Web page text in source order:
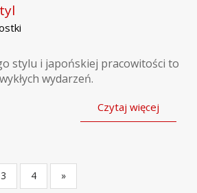
stylu i japońskiej pracowitości to
wydarzeń.
Czytaj więcej
3 4 »